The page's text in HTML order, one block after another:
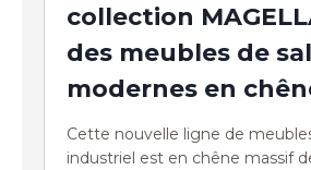
collection
des meubles de
modernes en
Cette nouvelle ligne de
industriel est en chêne massif